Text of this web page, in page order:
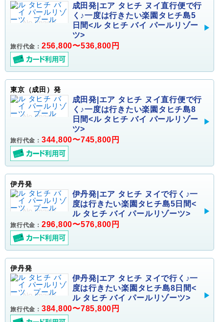
成田発|エア タヒチ ヌイ直行便で行
く♪一度は行きたい楽園タヒチ島5
日間<ル タヒチ バイ パールリゾー
ツ>
旅行代金： 256,800〜536,800円
東京（成田）発
成田発|エア タヒチ ヌイ直行便で行
く♪一度は行きたい楽園タヒチ島8
日間<ル タヒチ バイ パールリゾー
ツ>
旅行代金： 344,800〜745,800円
伊丹発
伊丹発|エア タヒチ ヌイで行く♪一
度は行きたい楽園タヒチ島5日間<
ル タヒチ バイ パールリゾーツ>
旅行代金： 296,800〜576,800円
伊丹発
伊丹発|エア タヒチ ヌイで行く♪一
度は行きたい楽園タヒチ島8日間<
ル タヒチ バイ パールリゾーツ>
旅行代金： 384,800〜785,800円